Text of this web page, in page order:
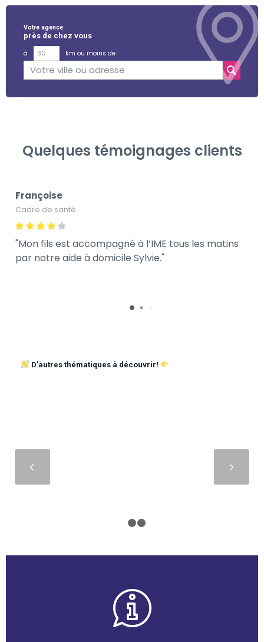
Votre agence
près de chez vous
à
km ou moins de
Quelques témoignages clients
Françoise
Cadre de santé
Mon fils est accompagné à l’IME tous les matins
par notre aide à domicile Sylvie.
D’autres thématiques à découvrir!